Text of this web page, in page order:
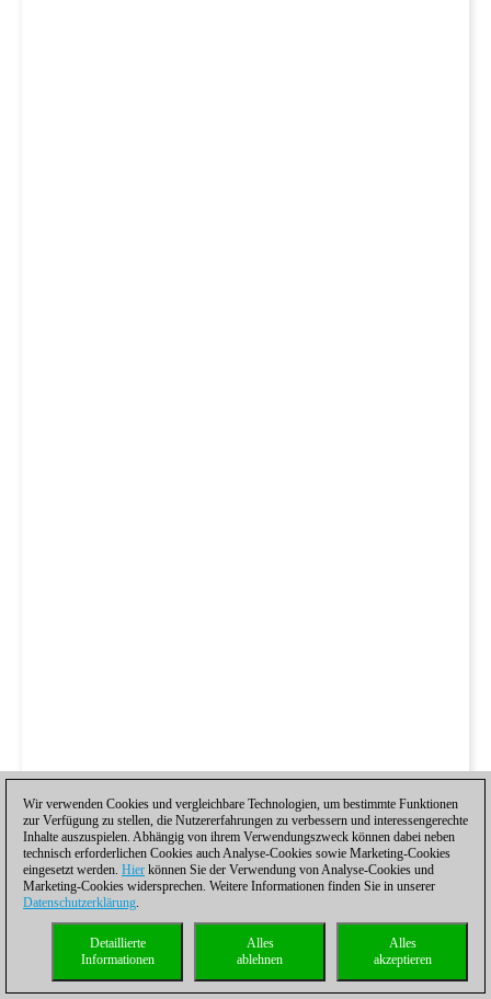
Wir verwenden Cookies und vergleichbare Technologien, um bestimmte Funktionen
zur Verfügung zu stellen, die Nutzererfahrungen zu verbessern und interessengerechte
Inhalte auszuspielen. Abhängig von ihrem Verwendungszweck können dabei neben
technisch erforderlichen Cookies auch Analyse-Cookies sowie Marketing-Cookies
eingesetzt werden. Hier können Sie der Verwendung von Analyse-Cookies und
Marketing-Cookies widersprechen. Weitere Informationen finden Sie in unserer
Datenschutzerklärung.
Alles
akzeptieren
Alles
ablehnen
Detaillierte
Informationen